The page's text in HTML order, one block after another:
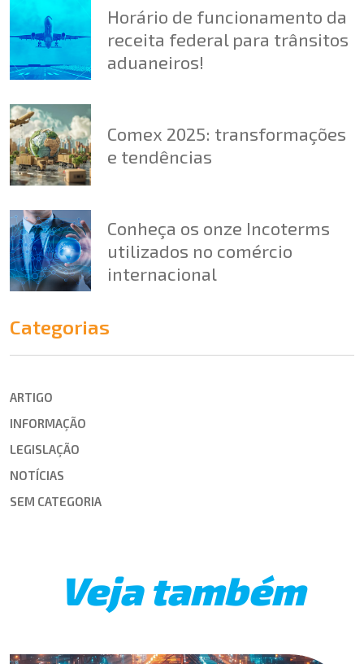
Horário de funcionamento da
receita federal para trânsitos
aduaneiros!
Comex 2025: transformações
e tendências
Conheça os onze Incoterms
utilizados no comércio
internacional
Categorias
ARTIGO
INFORMAÇÃO
LEGISLAÇÃO
NOTÍCIAS
SEM CATEGORIA
Veja também